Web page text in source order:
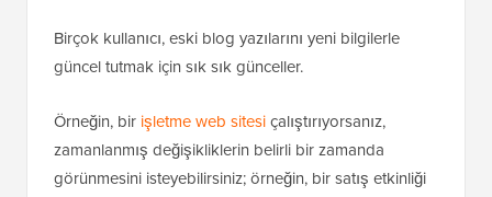
Birçok kullanıcı, eski blog yazılarını yeni bilgilerle
güncel tutmak için sık sık günceller.
Örneğin, bir işletme web sitesiçalıştırıyorsanız,
zamanlanmış değişikliklerin belirli bir zamanda
görünmesini isteyebilirsiniz; örneğin, bir satış etkinliği